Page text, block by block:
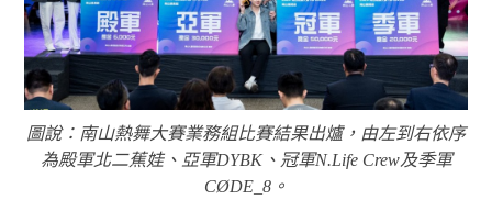
圖說：南山熱舞大賽業務組比賽結果出爐，由左到右依序
為殿軍北二蕉娃、亞軍DYBK、冠軍N.Life Crew及季軍
CØDE_8。